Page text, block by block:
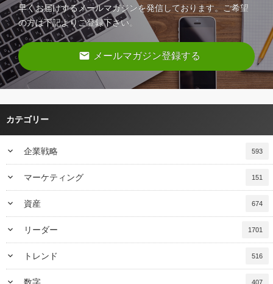
早くお届けするメールマガジンを発信しております。ご希望
の方は下記よりご登録下さい。
email メールマガジン登録する
カテゴリー
keyboard_arrow_down 企業戦略 593
keyboard_arrow_down マーケティング 151
keyboard_arrow_down 資産 674
keyboard_arrow_down リーダー 1701
keyboard_arrow_down トレンド 516
keyboard_arrow_down 数字 407